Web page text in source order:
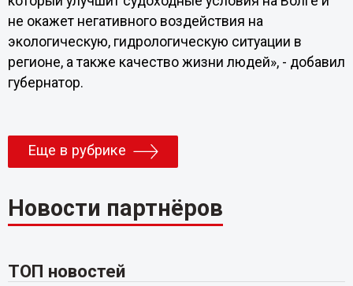
не окажет негативного воздействия на
экологическую, гидрологическую ситуации в
регионе, а также качество жизни людей», - добавил
губернатор.
Еще в рубрике
Новости партнёров
ТОП новостей